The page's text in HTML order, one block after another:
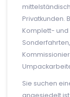
Privatkunden.
Komplett- und
Sie suchen